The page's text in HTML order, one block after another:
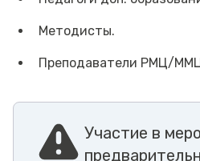
Методисты.
Преподаватели РМЦ/
Участие в